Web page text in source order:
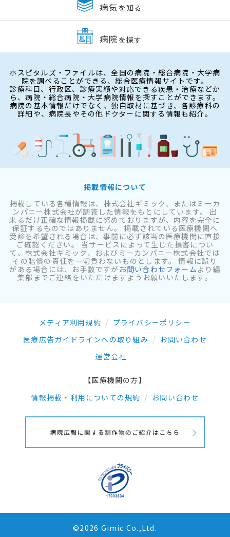
病気 を知る
病院 を探す
ホスピタルズ・ファイルは、全国の病院・総合病院・大学病
院を調べることができる、総合医療情報サイトです。
診療科目、行政区、診療実績や対応できる疾患・治療などか
ら、病院・総合病院・大学病院情報を探すことができます。
病院の基本情報だけでなく、独自取材に基づき、各診療科の
詳細や、病院長やその他ドクターに関する情報も紹介。
掲載情報について
掲載している各種情報は、株式会社ギミック、またはミーカ
ンパニー株式会社が調査した情報をもとにしています。 出
来るだけ正確な情報掲載に努めておりますが、内容を完全に
保証するものではありません。 掲載されている医療機関へ
受診を希望される場合は、事前に必ず該当の医療機関に直接
ご確認ください。 当サービスによって生じた損害につい
て、株式会社ギミック、およびミーカンパニー株式会社では
その賠償の責任を一切負わないものとします。 情報に誤り
がある場合には、お手数ですが お問い合わせフォーム より編
集部までご連絡をいただけますようお願いいたします。
メディア利用規約
プライバシーポリシー
医療広告ガイドラインへの取り組み
お問い合わせ
運営会社
【医療機関の方】
情報掲載・利用についての規約
お問い合わせ
©2026 Gimic.Co.,Ltd.